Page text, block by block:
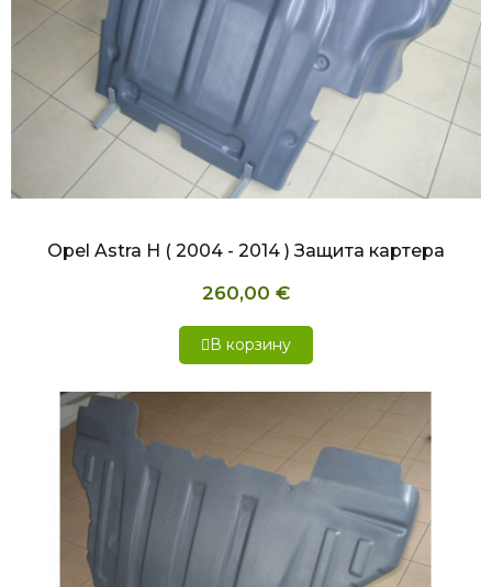
БЫСТРЫЙ ПРОСМОТР
Opel Astra H ( 2004 - 2014 ) Защита картера
260,00 €
В корзину